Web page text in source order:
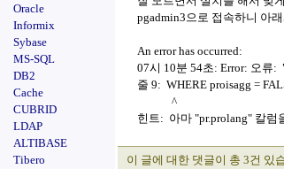
Oracle
Informix
Sybase
MS-SQL
DB2
Cache
CUBRID
LDAP
ALTIBASE
Tibero
pgadmin3으로 접속하니 아
An error has occurred:
07시 10분 54초: Error: 오류:
줄 9: WHERE proisagg =
^
힌트: 아마 "pr.prolang" 칼럼
이 글에 대한 댓글이 총 3건 있